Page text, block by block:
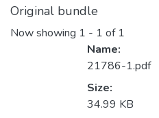
Original bundle
Now showing 1 - 1 of 1
Name:
21786-1.pdf
Size:
34.99 KB